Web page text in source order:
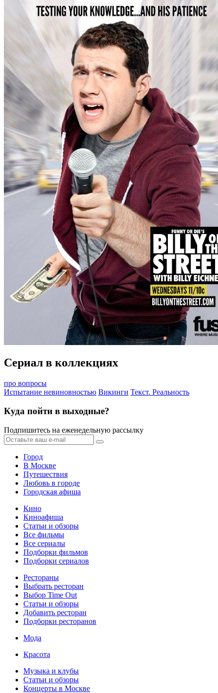
Сериал в коллекциях
про вопросы
Испытание невиновностью Викинги Текст. Реальность
Куда пойти в выходные?
Подпишитесь на еженедельную рассылку
Город
В Москве
Путешествия
Любовь в городе
Городская афиша
Кино
Киноафиша
Статьи и обзоры
Все фильмы
Все сериалы
Подборки фильмов
Подборки сериалов
Рестораны
Выбрать ресторан
Выбор Time Out
Статьи и обзоры
Добавить ресторан
Подборки ресторанов
Мода
Красота
Музыка и клубы
Статьи и обзоры
Концерты в Москве